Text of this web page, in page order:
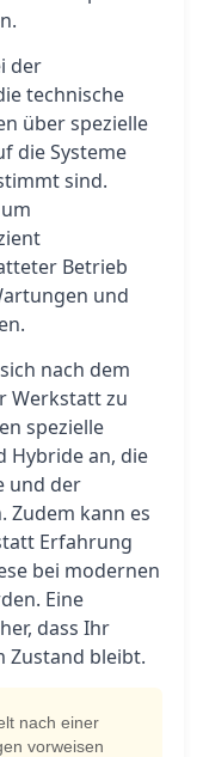
der
technische
über spezielle
die Systeme
sind.
Betrieb
und
nach dem
Werkstatt zu
spezielle
Hybride an, die
und der
Zudem kann es
Erfahrung
bei modernen
Eine
dass Ihr
Zustand bleibt.
nach einer
vorweisen